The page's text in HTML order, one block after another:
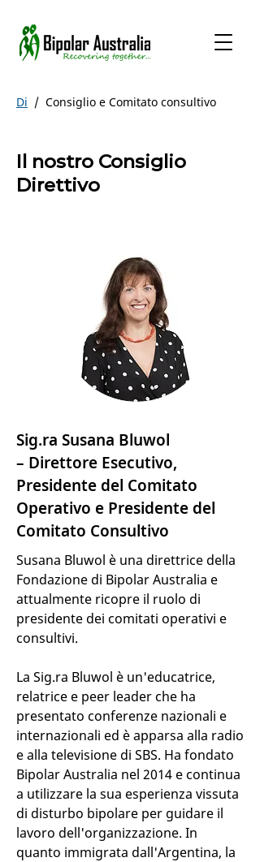
Di / Consiglio e Comitato consultivo
Il nostro Consiglio
Direttivo
Sig.ra Susana Bluwol
– Direttore Esecutivo,
Presidente del Comitato
Operativo e Presidente del
Comitato Consultivo
Susana Bluwol è una direttrice della
Fondazione di Bipolar Australia e
attualmente ricopre il ruolo di
presidente dei comitati operativi e
consultivi.
La Sig.ra Bluwol è un'educatrice,
relatrice e peer leader che ha
presentato conferenze nazionali e
internazionali ed è apparsa alla radio
e alla televisione di SBS. Ha fondato
Bipolar Australia nel 2014 e continua
a utilizzare la sua esperienza vissuta
di disturbo bipolare per guidare il
lavoro dell'organizzazione. In
quanto immigrata dall'Argentina, la